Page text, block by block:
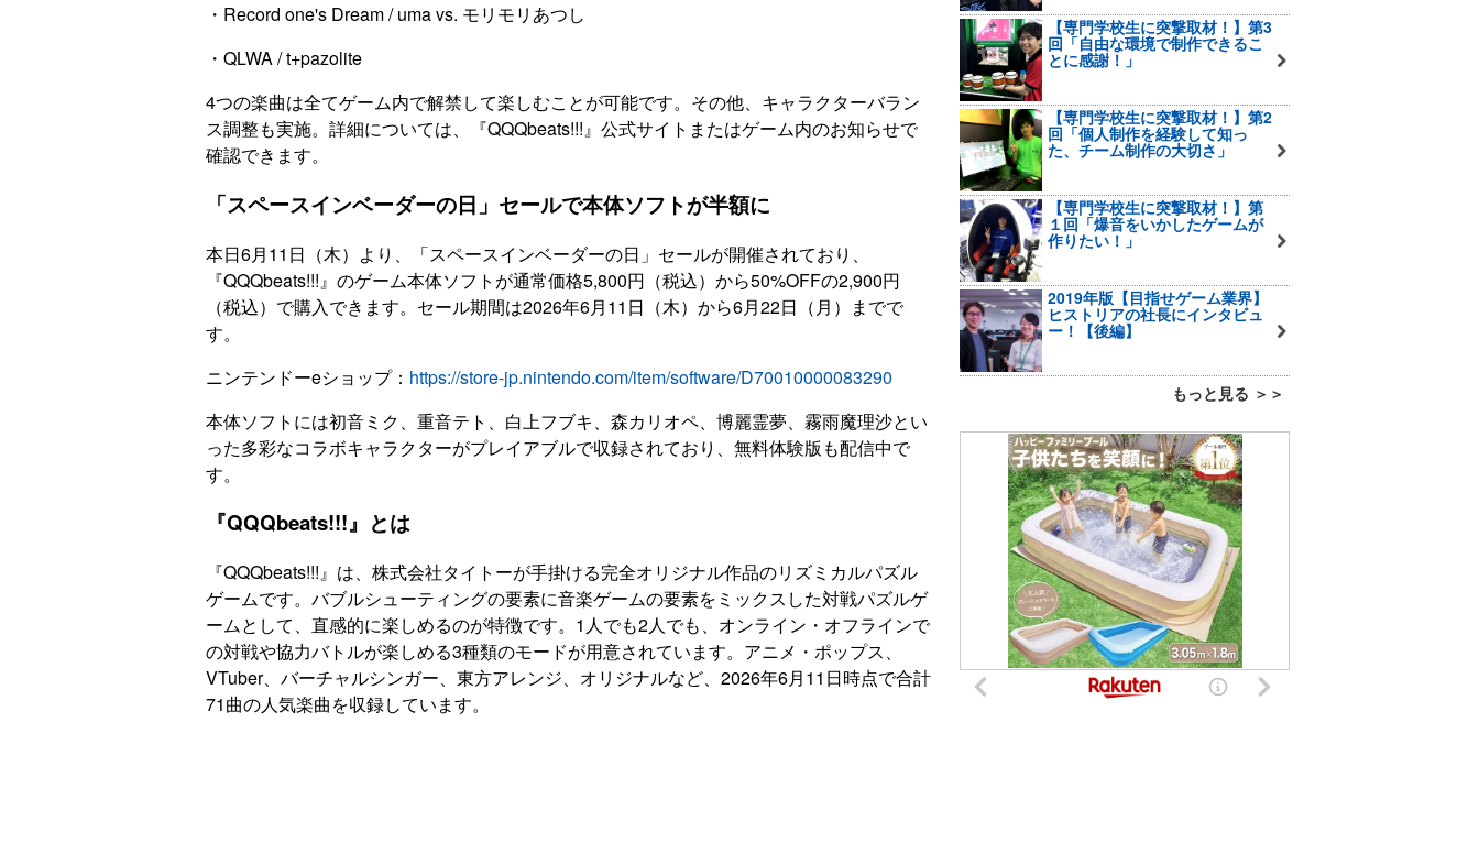
・Record one's Dream / uma vs. モリモリあつし
・QLWA / t+pazolite
4つの楽曲は全てゲーム内で解禁して楽しむことが可能です。その他、キャラクターバラン
ス調整も実施。詳細については、『QQQbeats!!!』公式サイトまたはゲーム内のお知らせで
確認できます。
「スペースインベーダーの日」セールで本体ソフトが半額に
本日6月11日（木）より、「スペースインベーダーの日」セールが開催されており、
『QQQbeats!!!』のゲーム本体ソフトが通常価格5,800円（税込）から50%OFFの2,900円
（税込）で購入できます。セール期間は2026年6月11日（木）から6月22日（月）までで
す。
ニンテンドーeショップ： https://store-jp.nintendo.com/item/software/D70010000083290
本体ソフトには初音ミク、重音テト、白上フブキ、森カリオペ、博麗霊夢、霧雨魔理沙とい
った多彩なコラボキャラクターがプレイアブルで収録されており、無料体験版も配信中で
す。
『QQQbeats!!!』とは
『QQQbeats!!!』は、株式会社タイトーが手掛ける完全オリジナル作品のリズミカルパズル
ゲームです。バブルシューティングの要素に音楽ゲームの要素をミックスした対戦パズルゲ
ームとして、直感的に楽しめるのが特徴です。1人でも2人でも、オンライン・オフラインで
の対戦や協力バトルが楽しめる3種類のモードが用意されています。アニメ・ポップス、
VTuber、バーチャルシンガー、東方アレンジ、オリジナルなど、2026年6月11日時点で合計
71曲の人気楽曲を収録しています。
【専門学校生に突撃取材！】第3
回「自由な環境で制作できるこ
とに感謝！」
【専門学校生に突撃取材！】第2
回「個人制作を経験して知っ
た、チーム制作の大切さ」
【専門学校生に突撃取材！】第
１回「爆音をいかしたゲームが
作りたい！」
2019年版【目指せゲーム業界】
ヒストリアの社長にインタビュ
ー！【後編】
もっと見る ＞＞